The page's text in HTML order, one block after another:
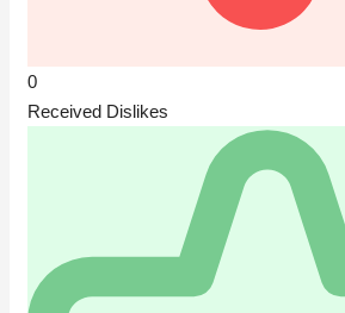
0
Received Dislikes